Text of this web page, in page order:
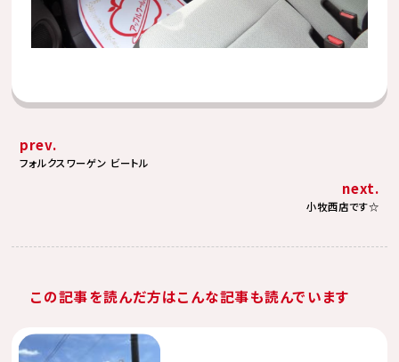
prev.
フォルクスワーゲン ビートル
next.
小牧西店です☆
この記事を読んだ方はこんな記事も読んでいます